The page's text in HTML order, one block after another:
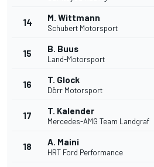
14 M. Wittmann
Schubert Motorsport
15 B. Buus
Land-Motorsport
16 T. Glock
Dörr Motorsport
17 T. Kalender
Mercedes-AMG Team Landgraf
18 A. Maini
HRT Ford Performance